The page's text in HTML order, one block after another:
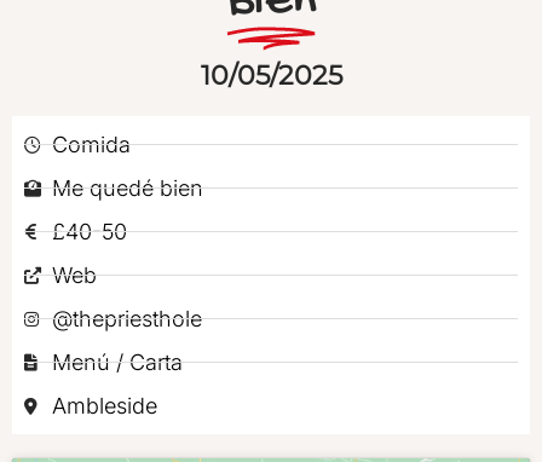
10/05/2025
Comida
Me quedé bien
£40-50
Web
@thepriesthole
Menú / Carta
Ambleside